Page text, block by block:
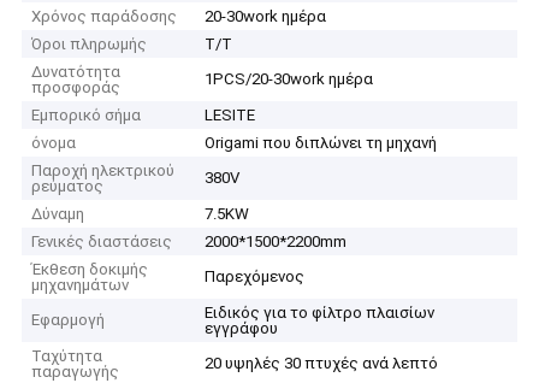
Χρόνος παράδοσης
20-30work ημέρα
Όροι πληρωμής
T/T
Δυνατότητα
προσφοράς
1PCS/20-30work ημέρα
Εμπορικό σήμα
LESITE
όνομα
Origami που διπλώνει τη μηχανή
Παροχή ηλεκτρικού
ρεύματος
380V
Δύναμη
7.5KW
Γενικές διαστάσεις
2000*1500*2200mm
Έκθεση δοκιμής
μηχανημάτων
Παρεχόμενος
Εφαρμογή
Ειδικός για το φίλτρο πλαισίων
εγγράφου
Ταχύτητα
παραγωγής
20 υψηλές 30 πτυχές ανά λεπτό